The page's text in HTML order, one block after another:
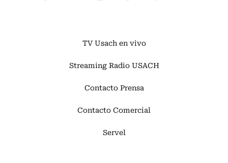
TV Usach en vivo
Streaming Radio USACH
Contacto Prensa
Contacto Comercial
Servel